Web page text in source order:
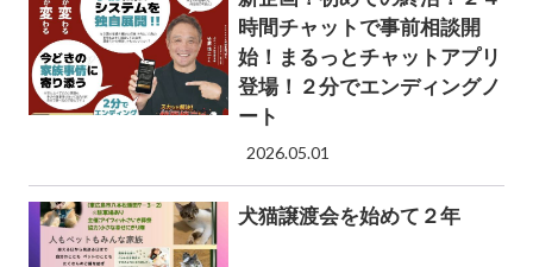
時間チャットで事前相談開
始！まるっとチャットアプリ
登場！２分でエンディングノ
ート
2026.05.01
犬猫譲渡会を始めて２年